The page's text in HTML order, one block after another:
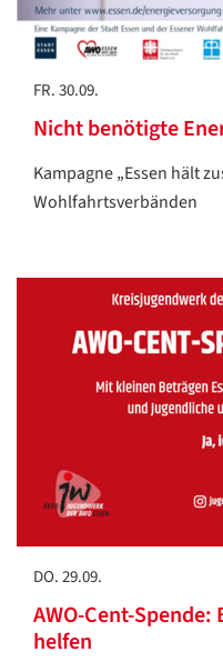
FR. 30.09.
Nicht benötigte
Kampagne „Essen hält
Wohlfahrtsverbänden
DO. 29.09.
AWO-Cent-
helfen